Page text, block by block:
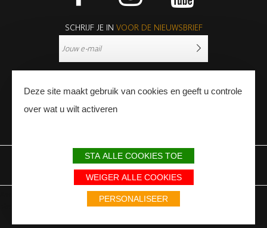
SCHRIJF JE IN VOOR DE NIEUWSBRIEF
WETTELIJKE BEPALINGEN SITEMAP
Avec le soutien du Fonds Européen de développement régional / Met
steun van het Europese Fonds voor Regionale Ontwikkeling
Deze site maakt gebruik van cookies en geeft u controle
over wat u wilt activeren
STA ALLE COOKIES TOE
WEIGER ALLE COOKIES
PERSONALISEER